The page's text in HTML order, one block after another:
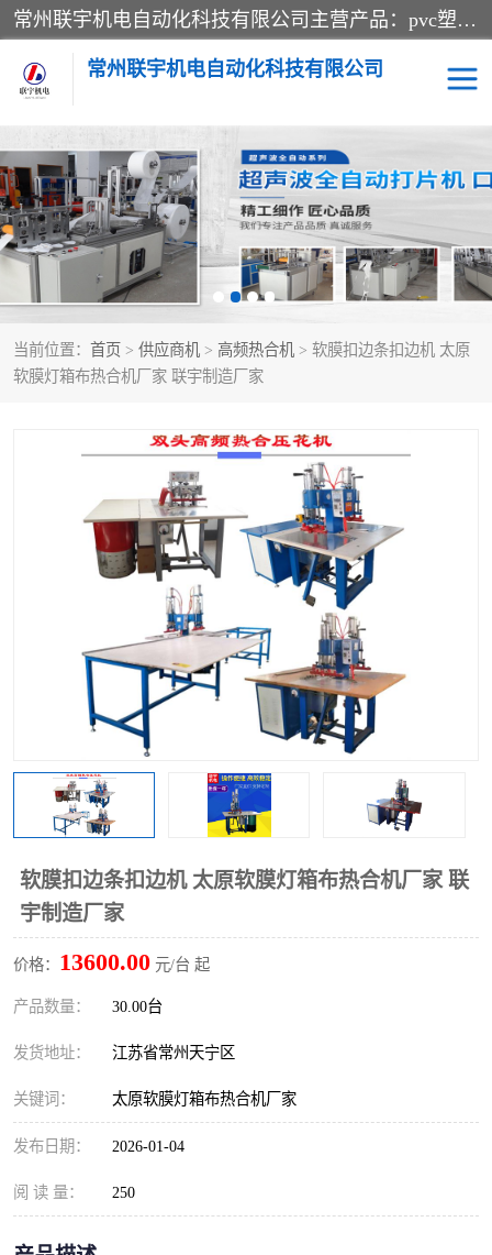
常州联宇机电自动化科技有限公司主营产品：pvc塑料焊机、高频热合机、软膜天花压边机、服装布料凹凸压花机、布料3d压印设备、服装植胶设备、超声波布料花边机、无纺布热合机、全自动压花机。
常州联宇机电自动化科技有限公司
当前位置： 首页 > 供应商机 > 高频热合机 > 软膜扣边条扣边机 太原
软膜灯箱布热合机厂家 联宇制造厂家
软膜扣边条扣边机 太原软膜灯箱布热合机厂家 联
宇制造厂家
价格： 13600.00 元/台 起
产品数量： 30.00台
发货地址： 江苏省常州天宁区
关键词： 太原软膜灯箱布热合机厂家
发布日期： 2026-01-04
阅 读 量： 250
压花定型机以及压花模具 超声波热合机
高频热合机 超声波花边机
超声波复合压花机 凹凸压花机压标机
3040凹凸压花机 双头服装凹凸压花机
高频压花压标机 自动超声波打片成型机
泡壳包装封口机 海绵产品成型机
其他超声波系列